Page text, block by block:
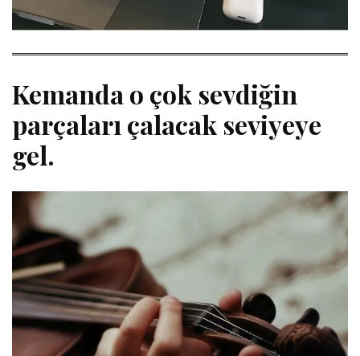
Kemanda o çok sevdiğin
parçaları çalacak seviyeye
gel.